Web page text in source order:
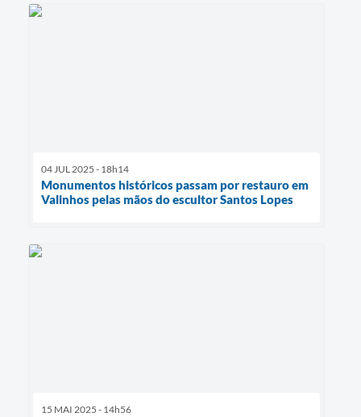
04 JUL 2025 - 18h14
Monumentos históricos passam por restauro em
Valinhos pelas mãos do escultor Santos Lopes
15 MAI 2025 - 14h56